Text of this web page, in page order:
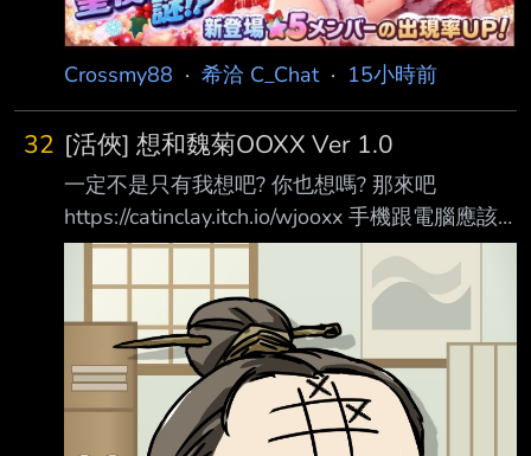
Crossmy88 · 希洽 C_Chat· 15小時前
32 [活俠] 想和魏菊OOXX Ver 1.0
一定不是只有我想吧? 你也想嗎? 那來吧
https://catinclay.itch.io/wjooxx 手機跟電腦應該
都可以玩 吧 ===== 閒聊 ===== 一樣有幸取得
鳥熊的同意製作了這個神經病東西
https://imgur.com/0ofZo6k AI真方便啊.. 啊忘了
發AI免責聲明 程式碼 99.9% AI生成 美術除了人
物都是AI生成或是原始遊戲複製貼上 音樂是
OST 音效是免費音效網站 其餘的應該都是手工
吧 呃.. 啊廣告一下我的 Twitter/X: @catinclay 那